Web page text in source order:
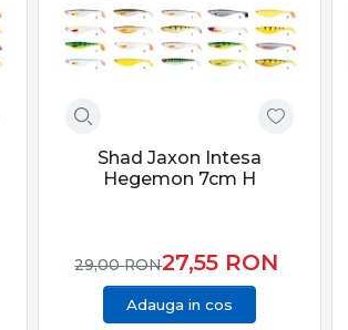
Shad Jaxon Intesa
Hegemon 7cm H
27,55 RON
29,00RON
Adauga in cos